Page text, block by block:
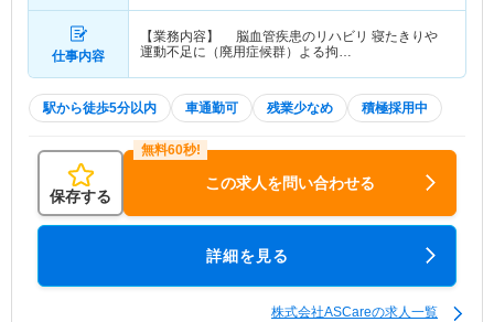
仕事内容
【業務内容】 脳血管疾患のリハビリ 寝たきりや
運動不足に（廃用症候群）よる拘…
駅から徒歩5分以内 車通勤可 残業少なめ 積極採用中
保存する
この求人を問い合わせる
詳細を見る
株式会社ASCareの求人一覧